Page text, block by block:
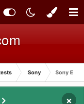
Sony Sony EL-5
×